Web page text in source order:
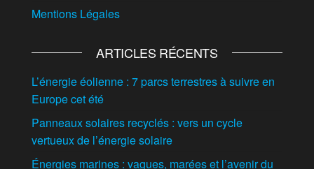
Mentions Légales
ARTICLES RÉCENTS
L’énergie éolienne : 7 parcs terrestres à suivre en
Europe cet été
Panneaux solaires recyclés : vers un cycle
vertueux de l’énergie solaire
Énergies marines : vagues, marées et l’avenir du